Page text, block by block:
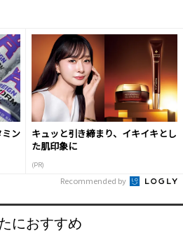
ン
キュッと引き締まり、イキイキとし
た肌印象に
(PR)
Recommended by
におすすめ